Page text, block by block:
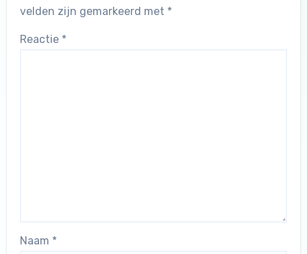
velden zijn gemarkeerd met *
Reactie *
Naam *